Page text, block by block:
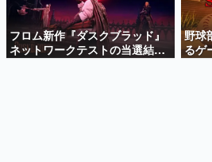
殿堂入り記事
SNS拡散数が数千以上！ ペ
ど。多くの人々に読まれた
事をまとめました。
フロム新作『ダスクブラッド』
ネットワークテストの当選結果
が8月7日22時に発表。応募サイ
野球
るゲ